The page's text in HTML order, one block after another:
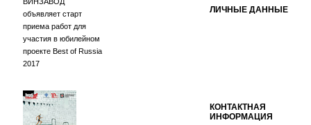
объявляет старт
приема работ для
участия в юбилейном
проекте Best of Russia
2017
ЛИЧНЫЕ ДАННЫЕ
КОНТАКТНАЯ
ИНФОРМАЦИЯ